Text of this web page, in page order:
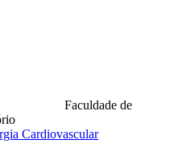
Faculdade de
Cardiovascular